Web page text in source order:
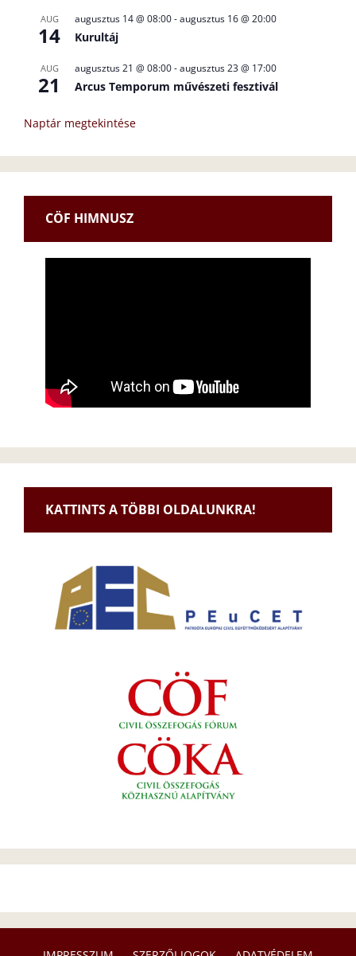
AUG
14
augusztus 14 @ 08:00-augusztus 16 @ 20:00
Kurultáj
AUG
21
augusztus 21 @ 08:00-augusztus 23 @ 17:00
Arcus Temporum művészeti fesztivál
Naptár megtekintése
CÖF HIMNUSZ
KATTINTS A TÖBBI OLDALUNKRA!